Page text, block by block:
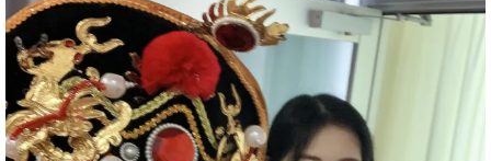
@comedy_illusion · 5 Aug
お疲れ様です
YouTubeを更新しました
https://youtu.be/9Vo2WgtDLME @YouTube
#企業公式がお疲れ様を言い合う